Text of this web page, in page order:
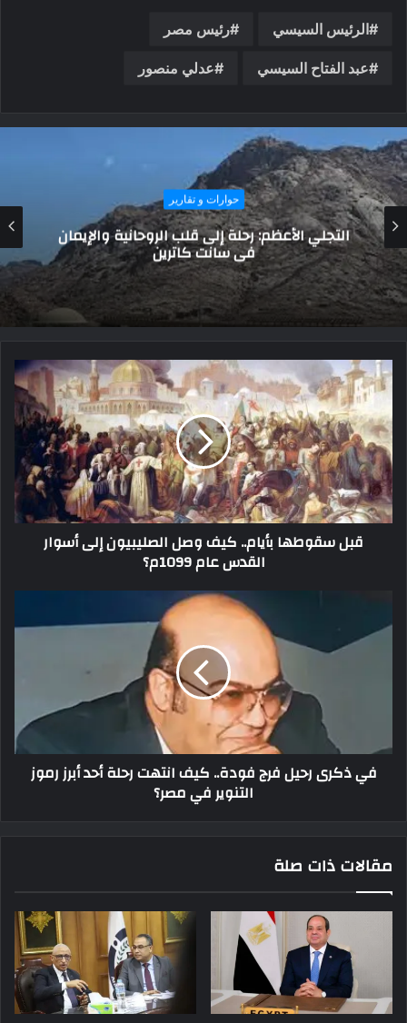
الرئيس السيسي رئيس مصر
عبد الفتاح السيسي عدلي منصور
حوارات و تقارير
في ذكرى ميلاده.. طه حسين الذى تسبب الجهل
في فقدان بصره فأنار العقول
قبل سقوطها بأيام.. كيف وصل الصليبيون إلى أسوار
القدس عام 1099م؟
في ذكرى رحيل فرج فودة.. كيف انتهت رحلة أحد أبرز رموز
التنوير في مصر؟
مقالات ذات صلة